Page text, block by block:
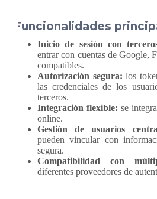
Funcionalidades
Inicio de sesión con
entrar con cuentas de Google,
compatibles.
Autorización segura: los
las credenciales de los
terceros.
Integración flexible: se
online.
Gestión de usuarios
pueden vincular con
segura.
Compatibilidad con
diferentes proveedores de